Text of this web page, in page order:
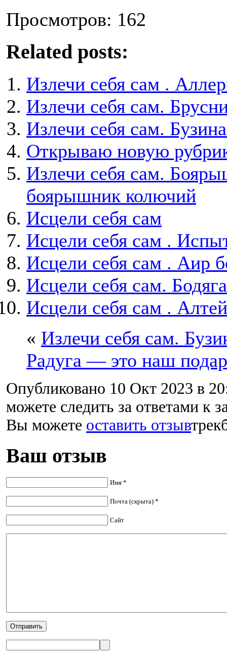
Просмотров: 162
Related posts:
Излечи себя сам .
Излечи себя сам.
Излечи себя сам.
Открываю новую
Излечи себя сам.
боярышник колючий
Исцели себя сам
Исцели себя сам .
Исцели себя сам . Аир
Исцели себя сам. Бодяга
Исцели себя сам .
« Излечи себя сам.
Радуга — это наш
Опубликовано 10 Окт 2023 в
можете следить за ответами к
Вы можете оставить отзыв
Ваш отзыв
Имя *
Почта (скрыта) *
Сайт